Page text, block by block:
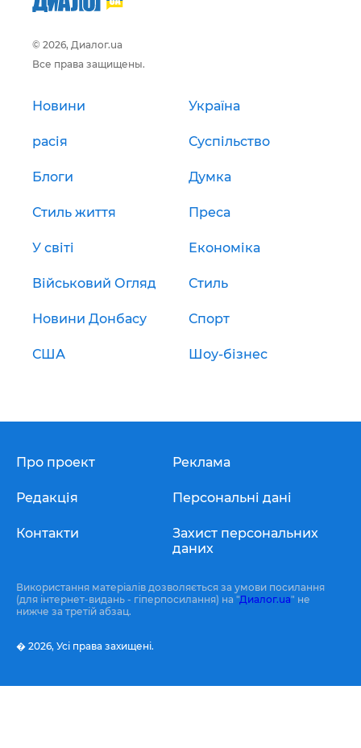
© 2026, Диалог.ua
Все права защищены.
Новини Україна
расія Суспільство
Блоги Думка
Стиль життя Преса
У світі Економіка
Військовий Огляд Стиль
Новини Донбасу Спорт
США Шоу-бізнес
Про проект
Редакція
Контакти
Реклама
Персональні дані
Захист персональних
даних
Використання матеріалів дозволяється за умови посилання
(для інтернет-видань - гіперпосилання) на "Диалог.ua" не
нижче за третій абзац.
� 2026, Усі права захищені.